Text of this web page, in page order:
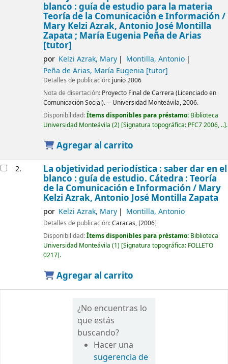
blanco : guía de estudio para la materia
Teoría de la Comunicación e Información /
Mary Kelzi Azrak, Antonio José Montilla
Zapata ; María Eugenia Peña de Arias
[tutor]
por Kelzi Azrak, Mary
Montilla, Antonio
Peña de Arias, María Eugenia [tutor]
Detalles de publicación: junio 2006
Nota de disertación: Proyecto Final de Carrera (Licenciado en
Comunicación Social). -- Universidad Monteávila, 2006.
Disponibilidad:Ítems disponibles para préstamo: Biblioteca
Universidad Monteávila (2) Signatura topográfica: PFC7 2006, .. .
Agregar al carrito
2. La objetividad periodística : saber dar en el
blanco : guía de estudio. Cátedra : Teoría
de la Comunicación e Información / Mary
Kelzi Azrak, Antonio José Montilla Zapata
por Kelzi Azrak, Mary Montilla, Antonio
Detalles de publicación:Caracas, [2006]
Disponibilidad:Ítems disponibles para préstamo: Biblioteca
Universidad Monteávila (1) Signatura topográfica: FOLLETO
0217 .
Agregar al carrito
¿No encuentras lo
que estás
buscando?
Hacer una
sugerencia de